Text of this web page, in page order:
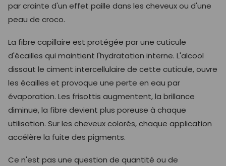
par crainte d'un effet paille dans les cheveux ou d'une
peau de croco.
La fibre capillaire est protégée par une cuticule
d'écailles qui maintient l'hydratation interne. L'alcool
dissout le ciment intercellulaire de cette cuticule, ouvre
les écailles et provoque une perte en eau par
évaporation. Les frisottis augmentent, la brillance
diminue, la fibre devient plus poreuse à chaque
utilisation. Sur les cheveux colorés, chaque application
accélère la fuite des pigments.
Ce n'est pas une question de quantité ou de